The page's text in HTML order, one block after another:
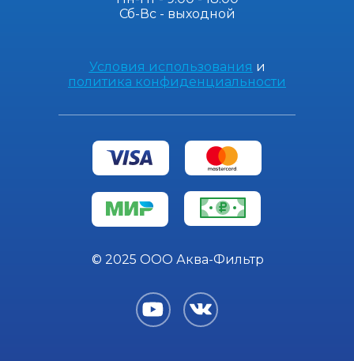
© 2025 ООО Аква-Фильтр
Сб-Вс - выходной
Условия использования и
политика конфиденциальности